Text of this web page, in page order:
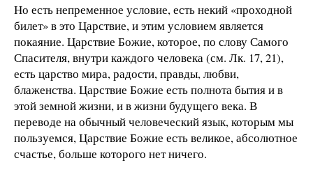
Но есть непременное условие, есть некий «проходной
билет» в это Царствие, и этим условием является
покаяние. Царствие Божие, которое, по слову Самого
Спасителя, внутри каждого человека (см. Лк. 17, 21),
есть царство мира, радости, правды, любви,
блаженства. Царствие Божие есть полнота бытия и в
этой земной жизни, и в жизни будущего века. В
переводе на обычный человеческий язык, которым мы
пользуемся, Царствие Божие есть великое, абсолютное
счастье, больше которого нет ничего.